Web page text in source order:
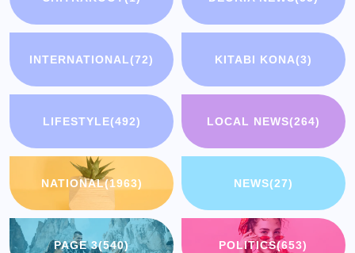
INTERNATIONAL(72) KITABI KONA(3)
LIFESTYLE(492) LOCAL NEWS(264)
NATIONAL(1963) NEWS(27)
PAGE 3(540) POLITICS(653)